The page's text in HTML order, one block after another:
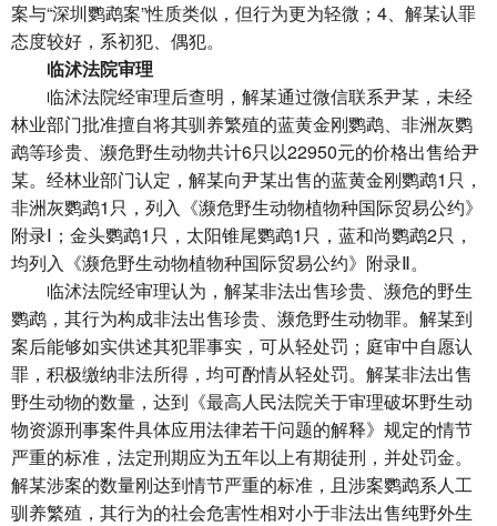
案与“深圳鹦鹉案”性质类似，但行为更为轻微；4、解某认罪
态度较好，系初犯、偶犯。
临沭法院审理
临沭法院经审理后查明，解某通过微信联系尹某，未经
林业部门批准擅自将其驯养繁殖的蓝黄金刚鹦鹉、非洲灰鹦
鹉等珍贵、濒危野生动物共计6只以22950元的价格出售给尹
某。经林业部门认定，解某向尹某出售的蓝黄金刚鹦鹉1只，
非洲灰鹦鹉1只，列入《濒危野生动物植物种国际贸易公约》
附录Ⅰ；金头鹦鹉1只，太阳锥尾鹦鹉1只，蓝和尚鹦鹉2只，
均列入《濒危野生动物植物种国际贸易公约》附录Ⅱ。
临沭法院经审理认为，解某非法出售珍贵、濒危的野生
鹦鹉，其行为构成非法出售珍贵、濒危野生动物罪。解某到
案后能够如实供述其犯罪事实，可从轻处罚；庭审中自愿认
罪，积极缴纳非法所得，均可酌情从轻处罚。解某非法出售
野生动物的数量，达到《最高人民法院关于审理破坏野生动
物资源刑事案件具体应用法律若干问题的解释》规定的情节
严重的标准，法定刑期应为五年以上有期徒刑，并处罚金。
解某涉案的数量刚达到情节严重的标准，且涉案鹦鹉系人工
驯养繁殖，其行为的社会危害性相对小于非法出售纯野外生